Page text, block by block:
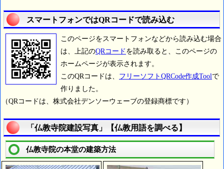
スマートフォンではQRコードで読み込む
このページをスマートフォンなどから読み込む場合
は、上記のQRコード を読み取ると、このページの
ホームページが表示されます。
このQRコードは、 フリーソフトQRCode作成Tool で
作りました。
（QRコードは、株式会社デンソーウェーブの登録商標です）
「仏教寺院建設写真」【仏教用語を調べる】
仏教寺院の本堂の建築方法